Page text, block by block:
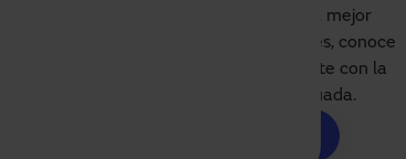
energía y ofrecer una mejor
experiencia a tus clientes, conoce
como podemos ayudarte con la
solución más adecuada.